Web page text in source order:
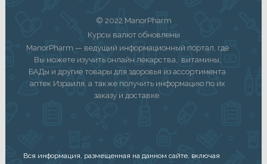
© 2022 ManorPharm
Курсы валют обновлены
ManorPharm — ведущий информационный портал, где
Вы можете изучить онлайн лекарства, витамины,
БАДы и другие товары для здоровья из ассортимента
аптек Израиля, а также получить информацию по их
заказу и доставке.
Вся информация, размещенная на данном сайте, включая